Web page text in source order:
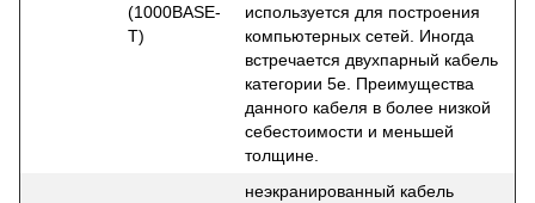
(1000BASE-
T)
используется для построения
компьютерных сетей. Иногда
встречается двухпарный кабель
категории 5е. Преимущества
данного кабеля в более низкой
себестоимости и меньшей
толщине.
неэкранированный кабель